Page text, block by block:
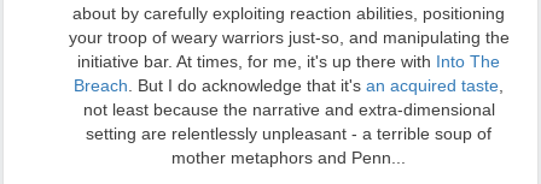
about by carefully exploiting reaction abilities, positioning
your troop of weary warriors just-so, and manipulating the
initiative bar. At times, for me, it's up there with Into The
Breach . But I do acknowledge that it's an acquired taste
not least because the narrative and extra-dimensional
setting are relentlessly unpleasant - a terrible soup of
mother metaphors and Penn...